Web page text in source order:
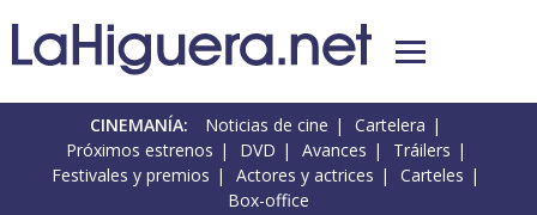
CINEMANÍA: Noticias de cine
Cartelera
Próximos estrenos
DVD Avances
Tráilers
Festivales y premios
Actores y actrices
Carteles
Box-office